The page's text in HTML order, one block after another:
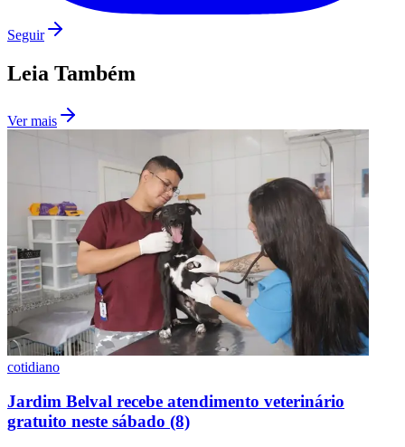
Seguir
Leia Também
Ver mais
cotidiano
Jardim Belval recebe atendimento veterinário
gratuito neste sábado (8)